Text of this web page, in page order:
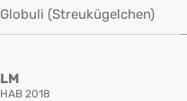
Globuli (Streukügelchen)
LM
HAB 2018